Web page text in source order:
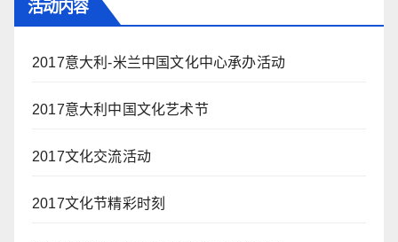
活动内容
2017意大利-米兰中国文化中心承办活动
2017意大利中国文化艺术节
2017文化交流活动
2017文化节精彩时刻